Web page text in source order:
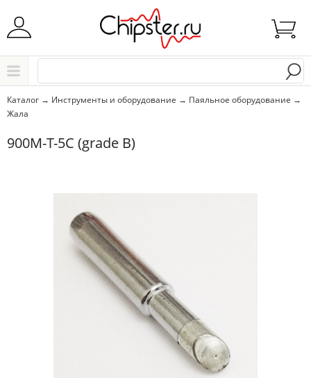
Начните водить название города..
Выбрать
Каталог → Инструменты и оборудование → Паяльное оборудование →
Жала
900M-T-5C (grade B)